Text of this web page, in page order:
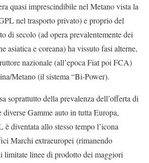
quasi imprescindibile nel Metano vista la
nel trasporto privato) e proprio del
di secolo (ad opera prevalentemente dei
asiatica e coreana) ha vissuto fasi alterne,
nazionale (all’epoca Fiat poi FCA)
Metano (il sistema “Bi-Power).
soprattutto della prevalenza dell’offerta di
Gamme auto in tutta Europa,
è diventata allo stesso tempo l’icona
Marchi extraeuropei (rimanendo
limitate linee di prodotto dei maggiori